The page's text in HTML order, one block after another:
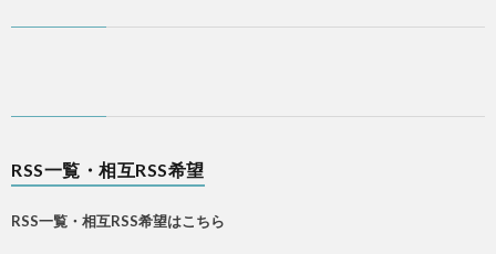
RSS一覧・相互RSS希望
RSS一覧・相互RSS希望はこちら